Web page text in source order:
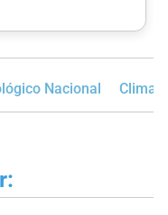
Nacional Clima